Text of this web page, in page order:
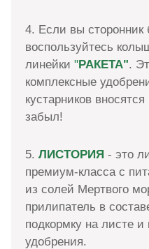
4. Если вы
воспользуйтесь
линейки "РАКЕТА".
комплексные
кустарников
забыл!
5. ЛИСТОРИЯ - это
премиум-класса с
из солей Мертвого
прилипатель в
подкормку на листе и
удобрения.